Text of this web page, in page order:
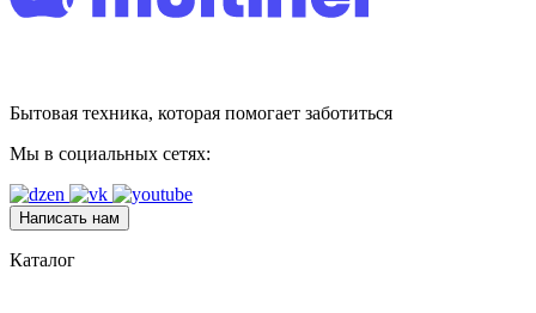
Бытовая техника, которая помогает заботиться
Мы в социальных сетях:
Написать нам
Каталог